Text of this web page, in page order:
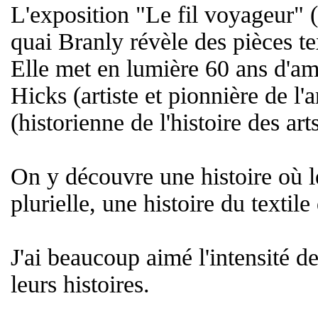
L'exposition "Le fil voyageur"
quai Branly révèle des pièces
Elle met en lumière 60 ans
Hicks (artiste et pionnière de
(historienne de l'histoire des
On y découvre une histoire où
plurielle, une histoire du textile
J'ai beaucoup aimé l'intensité
leurs histoires.